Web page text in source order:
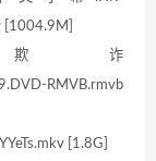
诈
RMVB.rmvb
[1.8G]